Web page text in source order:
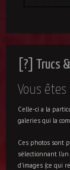
[?] Trucs
Vous
Celle-ci a la
galeries qui la
Ces photos sont
sélectionnant l'un
d'images (ce qui